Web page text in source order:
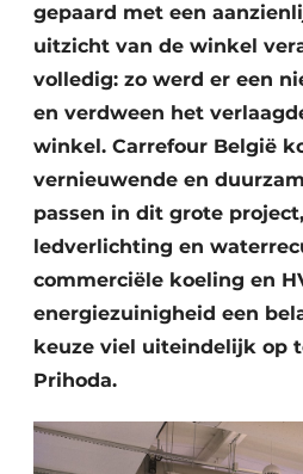
gepaard met een
uitzicht van de winkel
volledig: zo werd er een
en verdween het
winkel. Carrefour België
vernieuwende en
passen in dit grote
ledverlichting en
commerciële koeling en
energiezuinigheid een
keuze viel uiteindelijk op
Prihoda.